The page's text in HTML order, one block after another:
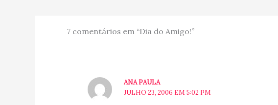
7 comentários em “Dia do Amigo!”
ANA PAULA
JULHO 23, 2006 EM 5:02 PM